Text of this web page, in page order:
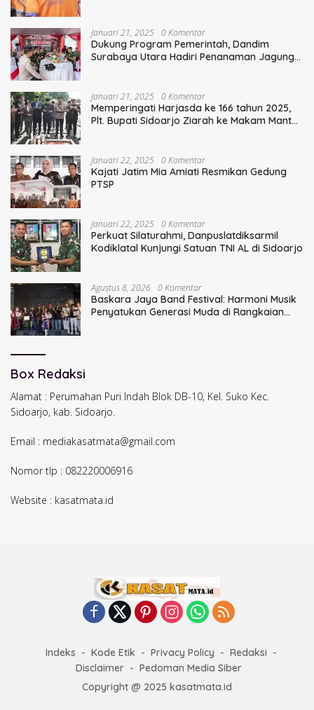
Januari 21, 2025 0 Komentar
Dukung Program Pemerintah, Dandim
Surabaya Utara Hadiri Penanaman Jagung
Januari 21, 2025 0 Komentar
Memperingati Harjasda ke 166 tahun 2025,
Plt. Bupati Sidoarjo Ziarah ke Makam Mantan
Januari 22, 2025 0 Komentar
Kajati Jatim Mia Amiati Resmikan Gedung
PTSP
Januari 22, 2025 0 Komentar
Perkuat Silaturahmi, Danpuslatdiksarmil
Kodiklatal Kunjungi Satuan TNI AL di Sidoarjo
Agustus 8, 2026 0 Komentar
Baskara Jaya Band Festival: Harmoni Musik
Penyatukan Generasi Muda di Rangkaian
Box Redaksi
Alamat : Perumahan Puri Indah Blok DB-10, Kel. Suko Kec.
Sidoarjo, kab. Sidoarjo.
Email : mediakasatmata@gmail.com
Nomor tlp : 082220006916
Website : kasatmata.id
Indeks Kode Etik Privacy Policy
Redaksi
Disclaimer
Pedoman Media Siber
Copyright @ 2025 kasatmata.id